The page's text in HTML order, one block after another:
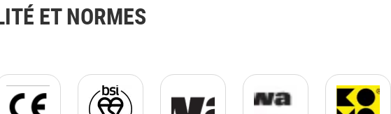
ET NORMES
CE_logo_PNG_with_frame.pngmark-of-trust-product-logo.jpg
Kiwa Logo.gif Logo KIWA-UNI JPG.jpg
KOMO